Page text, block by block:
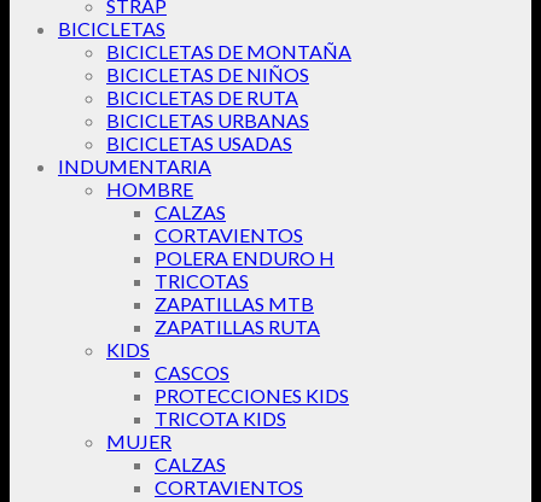
STRAP
BICICLETAS
BICICLETAS DE MONTAÑA
BICICLETAS DE NIÑOS
BICICLETAS DE RUTA
BICICLETAS URBANAS
BICICLETAS USADAS
INDUMENTARIA
HOMBRE
CALZAS
CORTAVIENTOS
POLERA ENDURO H
TRICOTAS
ZAPATILLAS MTB
ZAPATILLAS RUTA
KIDS
CASCOS
PROTECCIONES KIDS
TRICOTA KIDS
MUJER
CALZAS
CORTAVIENTOS